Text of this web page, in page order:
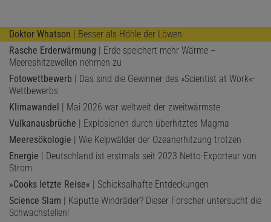
Doktor Whatson | Besser als Höhle der Löwen
Rasche Erderwärmung | Erde speichert mehr Wärme –
Meereshitzewellen nehmen zu
Fotowettbewerb | Das sind die Gewinner des »Scientist at Work«-
Wettbewerbs
Klimawandel | Mai 2026 war weltweit der zweitwärmste
Vulkanausbrüche | Explosionen durch überhitztes Magma
Meeresökologie | Wie Kelpwälder der Ozeanerhitzung trotzen
Energie | Deutschland ist erstmals seit 2023 Netto-Exporteur von
Strom
»Cooks letzte Reise« | Schicksalhafte Entdeckungen
Science Slam | Kaputte Windräder? Dieser Forscher untersucht die
Schwachstellen!